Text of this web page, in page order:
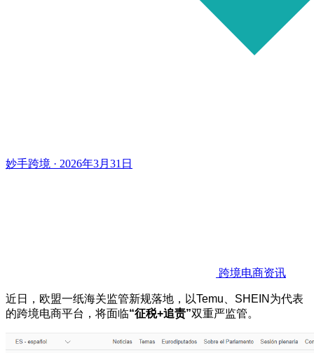
妙手跨境 · 2026年3月31日
跨境电商资讯
近日，欧盟一纸海关监管新规落地，以Temu、 SHEIN 为代表
的跨境电商平台，将面临“征税+追责”双重严监管。